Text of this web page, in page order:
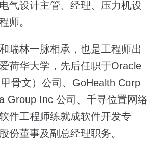
气设计主管、经理、压力机设
师。
瑞林一脉相承，也是工程师出
荷华大学，先后任职于Oracle
骨文）公司、GoHealth Corp
Group Inc 公司、千寻位置网络
件工程师练就成软件开发专
份董事及副总经理职务。